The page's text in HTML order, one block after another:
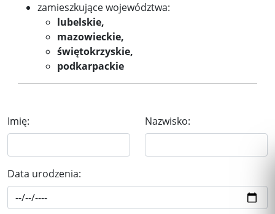
zamieszkujące województwa:
lubelskie,
mazowieckie,
świętokrzyskie,
podkarpackie
Imię: Nazwisko:
Data urodzenia: